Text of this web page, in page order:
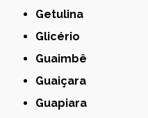
Getulina
Glicério
Guaimbê
Guaiçara
Guapiara